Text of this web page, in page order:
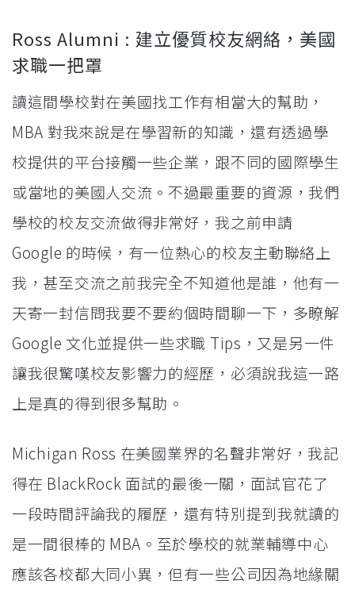
Ross Alumni : 建立優質校友網絡，美國
求職一把罩
讀這間學校對在美國找工作有相當大的幫助，
MBA 對我來說是在學習新的知識，還有透過學
校提供的平台接觸一些企業，跟不同的國際學生
或當地的美國人交流。不過最重要的資源，我們
學校的校友交流做得非常好，我之前申請
Google 的時候，有一位熱心的校友主動聯絡上
我，甚至交流之前我完全不知道他是誰，他有一
天寄一封信問我要不要約個時間聊一下，多瞭解
Google 文化並提供一些求職 Tips，又是另一件
讓我很驚嘆校友影響力的經歷，必須說我這一路
上是真的得到很多幫助。
Michigan Ross 在美國業界的名聲非常好，我記
得在 BlackRock 面試的最後一關，面試官花了
一段時間評論我的履歷，還有特別提到我就讀的
是一間很棒的 MBA。至於學校的就業輔導中心
應該各校都大同小異，但有一些公司因為地緣關